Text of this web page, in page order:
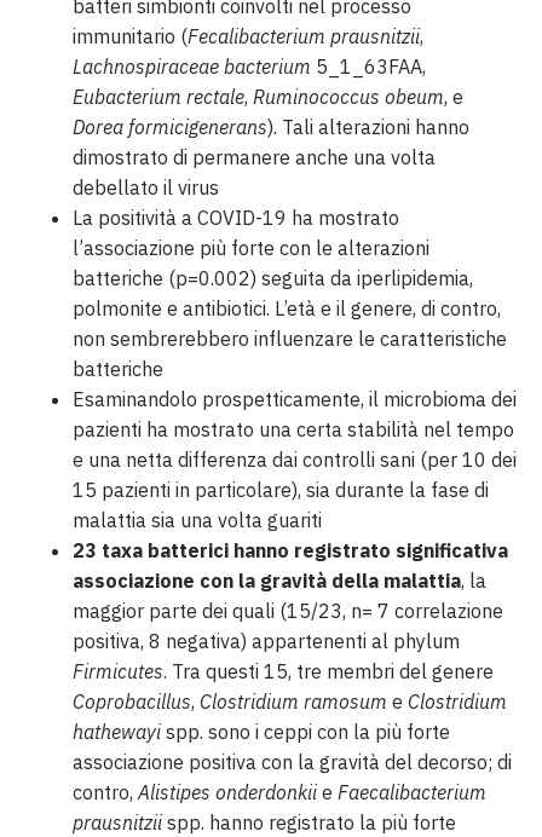
batteri simbionti coinvolti nel processo
immunitario (Fecalibacterium prausnitzii,
Lachnospiraceae bacterium 5_1_63FAA,
Eubacterium rectale, Ruminococcus obeum, e
Dorea formicigenerans). Tali alterazioni hanno
dimostrato di permanere anche una volta
debellato il virus
La positività a COVID-19 ha mostrato
l’associazione più forte con le alterazioni
batteriche (p=0.002) seguita da iperlipidemia,
polmonite e antibiotici. L’età e il genere, di contro,
non sembrerebbero influenzare le caratteristiche
batteriche
Esaminandolo prospetticamente, il microbioma dei
pazienti ha mostrato una certa stabilità nel tempo
e una netta differenza dai controlli sani (per 10 dei
15 pazienti in particolare), sia durante la fase di
malattia sia una volta guariti
23 taxa batterici hanno registrato significativa
associazione con la gravità della malattia, la
maggior parte dei quali (15/23, n= 7 correlazione
positiva, 8 negativa) appartenenti al phylum
Firmicutes. Tra questi 15, tre membri del genere
Coprobacillus, Clostridium ramosum e Clostridium
hathewayispp. sono i ceppi con la più forte
associazione positiva con la gravità del decorso; di
contro,Alistipes onderdonkiie Faecalibacterium
prausnitziispp. hanno registrato la più forte